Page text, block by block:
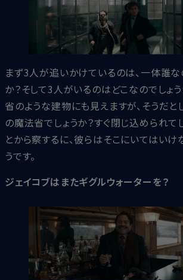
まず3人が追いかけているのは、一体誰な
か？そして3人がいるのはどこなのでしょ
省のような建物にも見えますが、そうだと
の魔法省でしょうか？すぐ閉じ込められて
とから察するに、彼らはそこにいてはいけ
うです。
ジェイコブはまたギグルウォーターを？